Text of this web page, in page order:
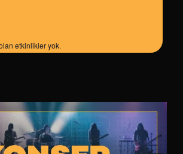
etkinlikler yok.